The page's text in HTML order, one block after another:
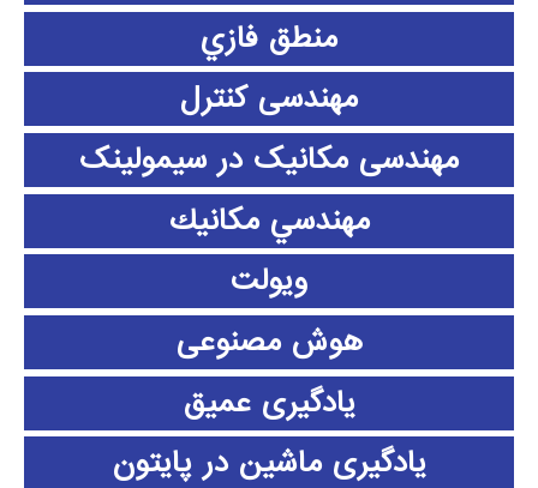
منطق فازي
مهندسی کنترل
مهندسی مکانیک در سیمولینک
مهندسي مكانيك
ویولت
هوش مصنوعی
یادگیری عمیق
یادگیری ماشین در پایتون